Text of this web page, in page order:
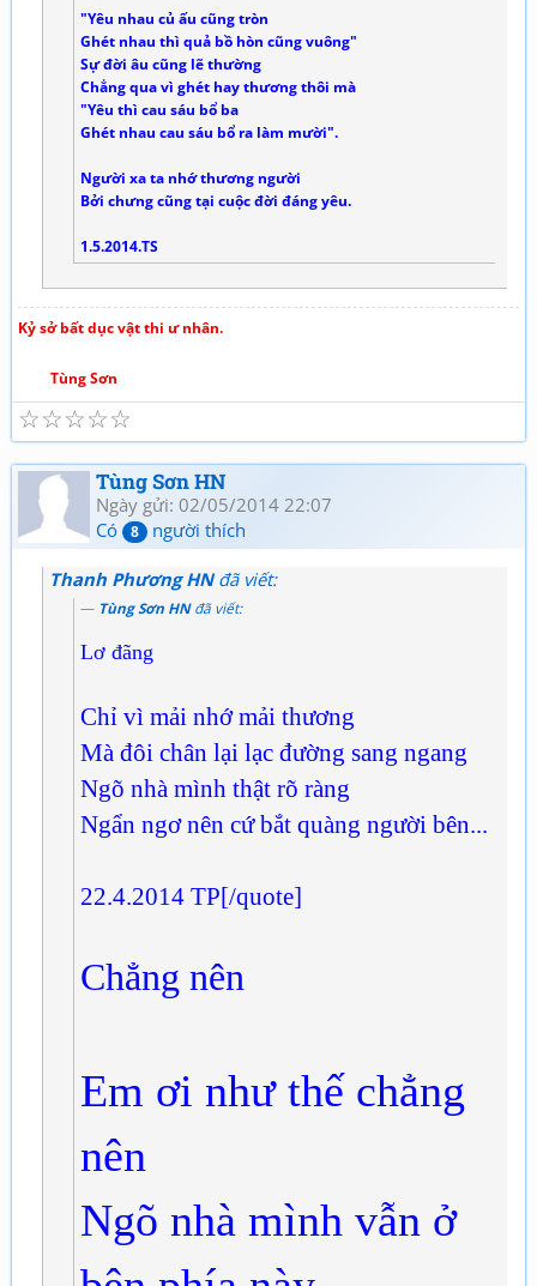
"Yêu nhau củ ấu cũng tròn
Ghét nhau thì quả bồ hòn cũng vuông"
Sự đời âu cũng lẽ thường
Chẳng qua vì ghét hay thương thôi mà
"Yêu thì cau sáu bổ ba
Ghét nhau cau sáu bổ ra làm mười".
Người xa ta nhớ thương người
Bởi chưng cũng tại cuộc đời đáng yêu.
1.5.2014.TS
Kỷ sở bất dục vật thi ư nhân.
Tùng Sơn
☆
☆
☆
☆
☆
Tùng Sơn HN
Ngày gửi: 02/05/2014 22:07
Có
8 người thích
Thanh Phương HNđã viết:
Tùng Sơn HNđã viết:
Lơ đãng
Chỉ vì mải nhớ mải thương
Mà đôi chân lại lạc đường sang ngang
Ngõ nhà mình thật rõ ràng
Ngẩn ngơ nên cứ bắt quàng người bên...
22.4.2014 TP[/quote]
Chẳng nên
Em ơi như thế chẳng
nên
Ngõ nhà mình vẫn ở